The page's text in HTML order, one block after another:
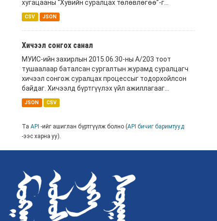
хугацааны “Хувийн суралцах төлөвлөгөө”-г...
CSV JSON
Хичээл сонгох санал
МУИС-ийн захирлын 2015.06.30-ны А/203 тоот
тушаалаар баталсан сургалтын журамд суралцагч
хичээл сонгож суралцах процессыг тодорхойлсон
байдаг. Хичээлд бүртгүүлэх үйл ажиллагааг...
JSON CSV
Та API -ийг ашиглан бүртгүүлж болно (API бичиг баримтууд
-ээс харна уу).